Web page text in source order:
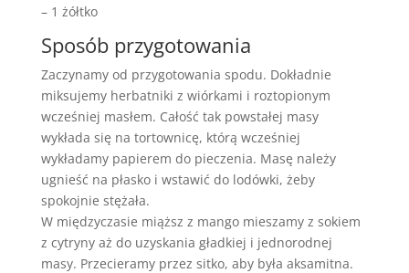
– 1 żółtko
Sposób przygotowania
Zaczynamy od przygotowania spodu. Dokładnie
miksujemy herbatniki z wiórkami i roztopionym
wcześniej masłem. Całość tak powstałej masy
wykłada się na tortownicę, którą wcześniej
wykładamy papierem do pieczenia. Masę należy
ugnieść na płasko i wstawić do lodówki, żeby
spokojnie stężała.
W międzyczasie miąższ z mango mieszamy z sokiem
z cytryny aż do uzyskania gładkiej i jednorodnej
masy. Przecieramy przez sitko, aby była aksamitna.